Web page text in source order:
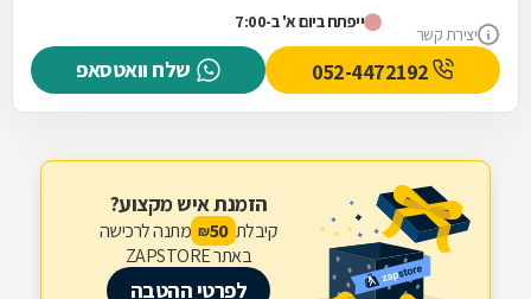
יצירת קשר
ייפתח ביום א' ב-7:00
שלח וואטסאפ
הזמנת איש מקצוע?
קיבלת 50
₪ מתנה לרכישה
באתר ZAPSTORE
לפרטי ההטבה